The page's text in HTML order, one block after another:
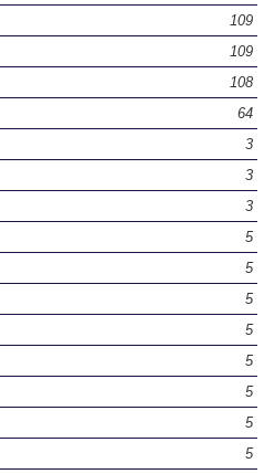
109
109
108
64
3
3
3
5
5
5
5
5
5
5
5